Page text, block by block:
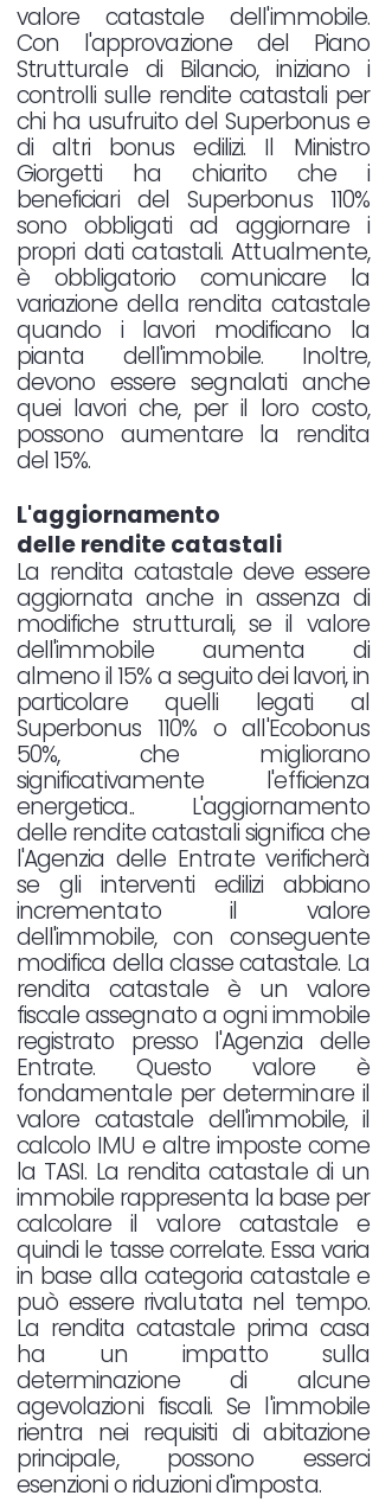
valore catastale dell'immobile.
Con l'approvazione del Piano
Strutturale di Bilancio, iniziano i
controlli sulle rendite catastali per
chi ha usufruito del Superbonus e
di altri bonus edilizi. Il Ministro
Giorgetti ha chiarito che i
beneficiari del Superbonus 110%
sono obbligati ad aggiornare i
propri dati catastali. Attualmente,
è obbligatorio comunicare la
variazione della rendita catastale
quando i lavori modificano la
pianta dell'immobile. Inoltre,
devono essere segnalati anche
quei lavori che, per il loro costo,
possono aumentare la rendita
del 15%.
L'aggiornamento
delle rendite catastali
La rendita catastale deve essere
aggiornata anche in assenza di
modifiche strutturali, se il valore
dell'immobile aumenta di
almeno il 15% a seguito dei lavori, in
particolare quelli legati al
Superbonus 110% o all'Ecobonus
50%, che migliorano
significativamente l'efficienza
energetica.. L'aggiornamento
delle rendite catastali significa che
l'Agenzia delle Entrate verificherà
se gli interventi edilizi abbiano
incrementato il valore
dell'immobile, con conseguente
modifica della classe catastale. La
rendita catastale è un valore
fiscale assegnato a ogni immobile
registrato presso l'Agenzia delle
Entrate. Questo valore è
fondamentale per determinare il
valore catastale dell'immobile, il
calcolo IMU e altre imposte come
la TASI. La rendita catastale di un
immobile rappresenta la base per
calcolare il valore catastale e
quindi le tasse correlate. Essa varia
in base alla categoria catastale e
può essere rivalutata nel tempo.
La rendita catastale prima casa
ha un impatto sulla
determinazione di alcune
agevolazioni fiscali. Se l'immobile
rientra nei requisiti di abitazione
principale, possono esserci
esenzioni o riduzioni d'imposta.